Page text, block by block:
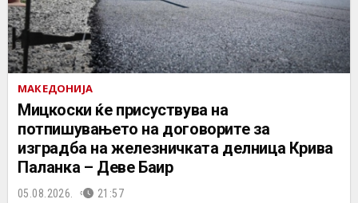
МАКЕДОНИЈА
Мицкоски ќе присуствува на
потпишувањето на договорите за
изградба на железничката делница Крива
Паланка – Деве Баир
05.08.2026. 21:57